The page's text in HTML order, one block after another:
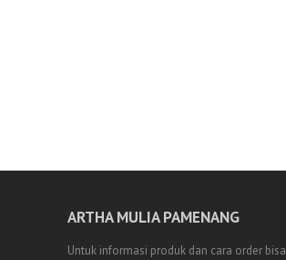
ARTHA MULIA PAMENANG
Untuk informasi produk dan cara order bisa